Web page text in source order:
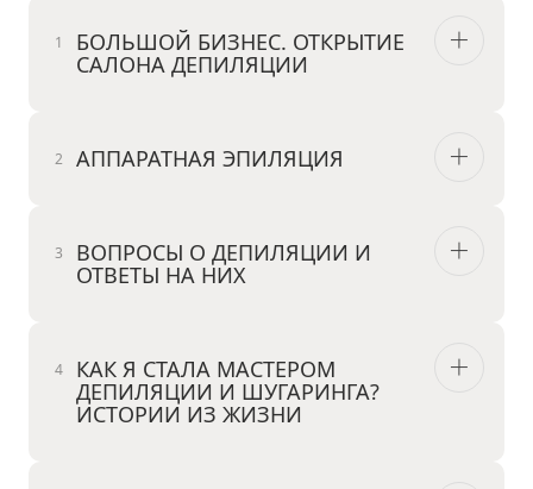
БОЛЬШОЙ БИЗНЕС. ОТКРЫТИЕ
САЛОНА ДЕПИЛЯЦИИ
АППАРАТНАЯ ЭПИЛЯЦИЯ
ВОПРОСЫ О ДЕПИЛЯЦИИ И
ОТВЕТЫ НА НИХ
КАК Я СТАЛА МАСТЕРОМ
ДЕПИЛЯЦИИ И ШУГАРИНГА?
ИСТОРИИ ИЗ ЖИЗНИ